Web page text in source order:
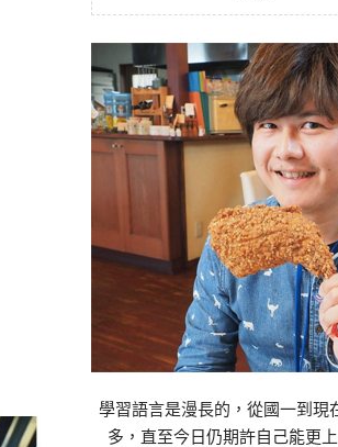
學習語言是漫長的，從國一到現
多，直至今日仍期許自己能更